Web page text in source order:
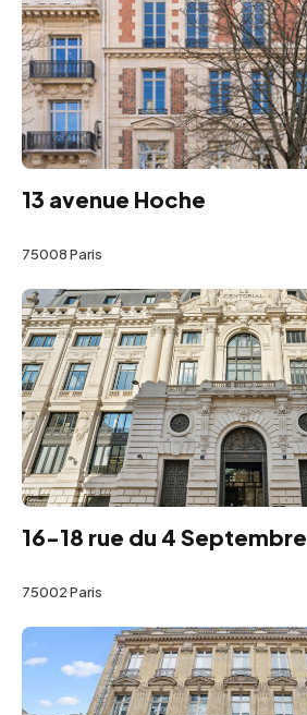
13 avenue Hoche
75008 Paris
16-18 rue du 4 Septembre
75002 Paris